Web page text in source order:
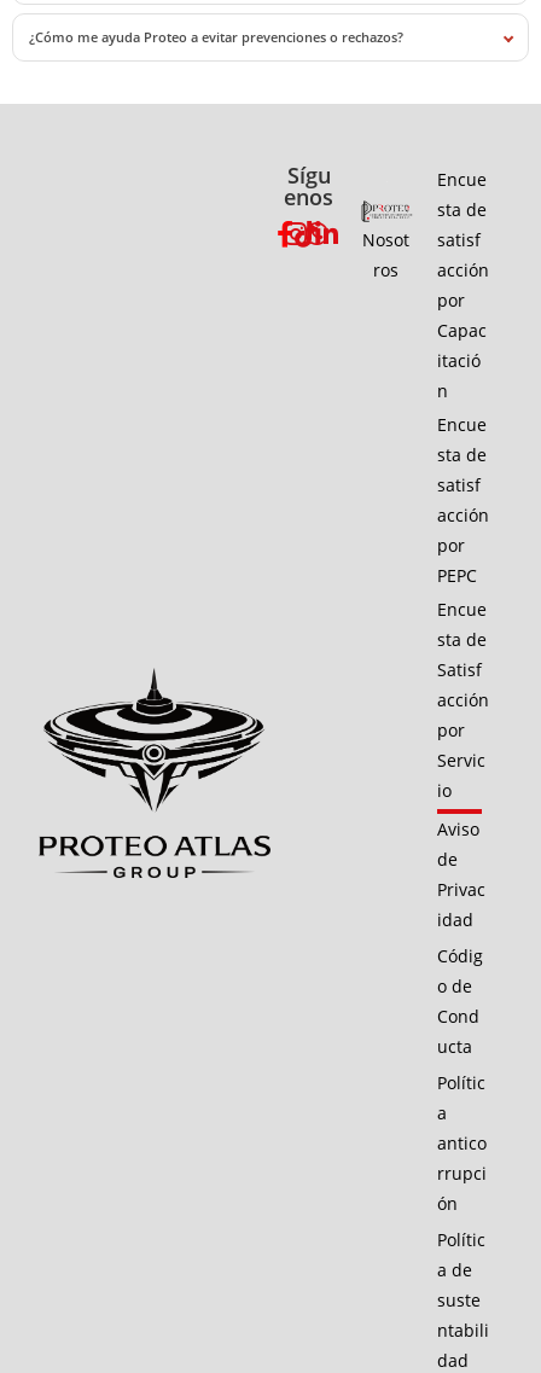
¿Cómo me ayuda Proteo a evitar prevenciones o rechazos?
Sígu
enos
Nosot
ros
Encue
sta de
satisf
acción
por
Capac
itació
n
Encue
sta de
satisf
acción
por
PEPC
Encue
sta de
Satisf
acción
por
Servic
io
Aviso
de
Privac
idad
Códig
o de
Cond
ucta
Polític
a
antico
rrupci
ón
Polític
a de
suste
ntabili
dad